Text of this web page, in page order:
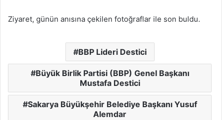
Ziyaret, günün anısına çekilen fotoğraflar ile son buldu.
BBP Lideri Destici
Büyük Birlik Partisi (BBP) Genel Başkanı
Mustafa Destici
Sakarya Büyükşehir Belediye Başkanı Yusuf
Alemdar